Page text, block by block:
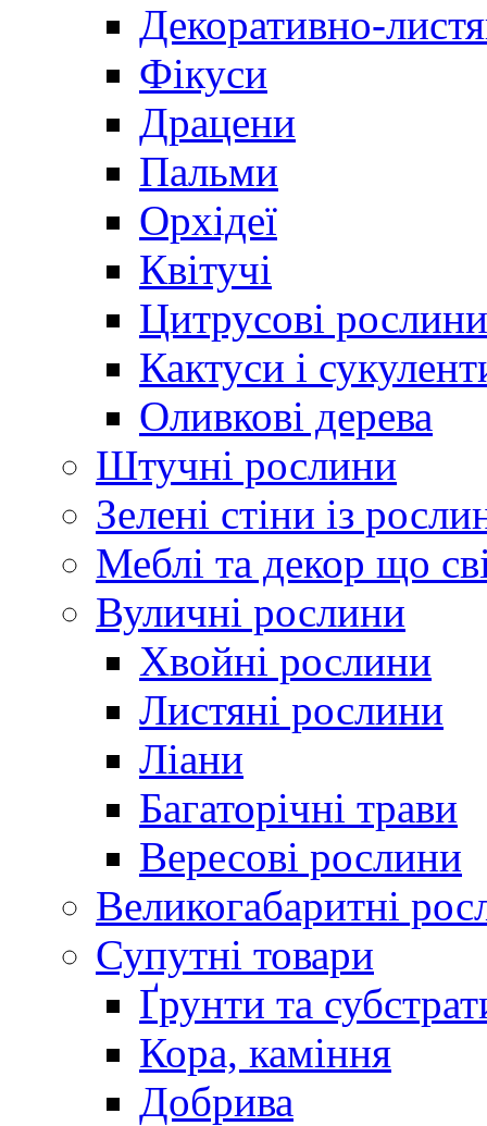
Декоративно-
Фікуси
Драцени
Пальми
Орхідеї
Квітучі
Цитрусові рослини
Кактуси і
Оливкові дерева
Штучні рослини
Зелені стіни із
Меблі та декор що
Вуличні рослини
Хвойні рослини
Листяні рослини
Ліани
Багаторічні трави
Вересові рослини
Великогабаритні
Супутні товари
Ґрунти та
Кора, каміння
Добрива